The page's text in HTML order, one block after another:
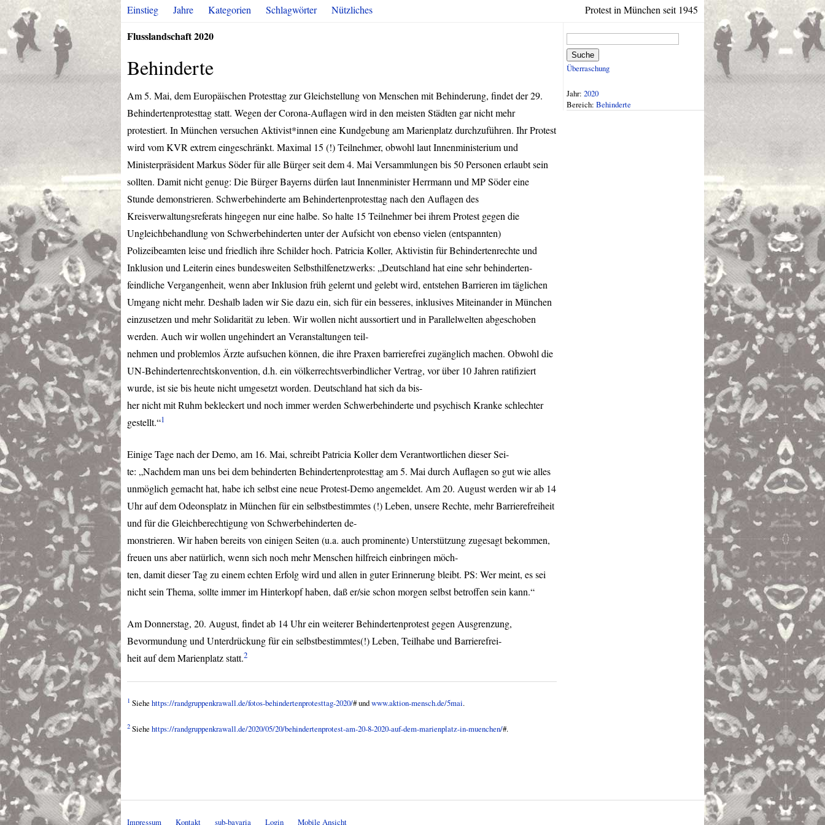
Protest in München seit 1945
Einstieg Jahre Kategorien Schlagwörter Nützliches
Flusslandschaft 2020
Behinderte
Am 5. Mai, dem Europäischen Protesttag zur Gleichstellung von Menschen mit Behinderung, findet der 29.
Behindertenprotesttag statt. Wegen der Corona-Auflagen wird in den meisten Städten gar nicht mehr
protestiert. In München versuchen Aktivist*innen eine Kundgebung am Marienplatz durchzuführen. Ihr Protest
wird vomKVR extrem eingeschränkt. Maximal 15 (!) Teilnehmer, obwohl laut Innenministerium und
Ministerpräsident Markus Söder für alle Bürger seit dem 4. Mai Versammlungen bis 50 Personen erlaubt sein
sollten. Damit nicht genug: Die Bürger Bayerns dürfen laut Innenminister Herrmann und MP Söder eine
Stunde demonstrieren. Schwerbehinderte am Behindertenprotesttag nach den Auflagen des
Kreisverwaltungsreferats hingegen nur eine halbe. So halte 15 Teilnehmer bei ihrem Protest gegen die
Ungleichbehandlung von Schwerbehinderten unter der Aufsicht von ebenso vielen (entspannten)
Polizeibeamten leise und friedlich ihre Schilder hoch. Patricia Koller, Aktivistin für Behindertenrechte und
Inklusion und Leiterin eines bundesweiten Selbsthilfenetzwerks: „Deutschland hat eine sehr behinderten-
feindliche Vergangenheit, wenn aber Inklusion früh gelernt und gelebt wird, entstehen Barrieren im täglichen
Umgang nicht mehr. Deshalb laden wir Sie dazu ein, sich für ein besseres, inklusives Miteinander in München
einzusetzen und mehr Solidarität zu leben. Wir wollen nicht aussortiert und in Parallelwelten abgeschoben
werden. Auch wir wollen ungehindert an Veranstaltungen teil-
nehmen und problemlos Ärzte aufsuchen können, die ihre Praxen barrierefrei zugänglich machen. Obwohl die
UN-Behindertenrechtskonvention, d.h. ein völkerrechtsverbindlicher Vertrag, vor über 10 Jahren ratifiziert
wurde, ist sie bis heute nicht umgesetzt worden. Deutschland hat sich da bis-
her nicht mit Ruhm bekleckert und noch immer werden Schwerbehinderte und psychisch Kranke schlechter
gestellt.“1
Einige Tage nach der Demo, am 16. Mai, schreibt Patricia Koller dem Verantwortlichen dieser Sei-
te: „Nachdem man uns bei dem behinderten Behindertenprotesttag am 5. Mai durch Auflagen so gut wie alles
unmöglich gemacht hat, habe ich selbst eine neue Protest-Demo angemeldet. Am 20. August werden wir ab 14
Uhr auf dem Odeonsplatz in München für ein selbstbestimmtes (!) Leben, unsere Rechte, mehr Barrierefreiheit
und für die Gleichberechtigung von Schwerbehinderten de-
monstrieren. Wir haben bereits von einigen Seiten (u.a. auch prominente) Unterstützung zugesagt bekommen,
freuen uns aber natürlich, wenn sich noch mehr Menschen hilfreich einbringen möch-
ten, damit dieser Tag zu einem echten Erfolg wird und allen in guter Erinnerung bleibt. PS: Wer meint, es sei
nicht sein Thema, sollte immer im Hinterkopf haben, daß er/sie schon morgen selbst betroffen sein kann.“
Am Donnerstag, 20. August, findet ab 14 Uhr ein weiterer Behindertenprotest gegen Ausgrenzung,
Bevormundung und Unterdrückung für ein selbstbestimmtes(!) Leben, Teilhabe und Barrierefrei-
heit auf dem Marienplatz statt.2
1 Siehe https://randgruppenkrawall.de/fotos-behindertenprotesttag-2020/# undwww.aktion-mensch.de/5mai.
2 Siehe https://randgruppenkrawall.de/2020/05/20/behindertenprotest-am-20-8-2020-auf-dem-marienplatz-in-muenchen/#.
Suche
Überraschung
Jahr: 2020
Bereich: Behinderte
Impressum Kontakt sub-bavaria Login Mobile Ansicht